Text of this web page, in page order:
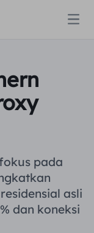
$0.8/GB
pada
asli
dan koneksi